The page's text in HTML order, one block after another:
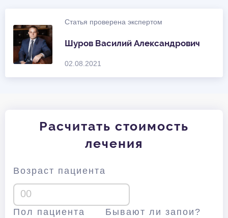
Статья проверена экспертом
Шуров Василий Александрович
02.08.2021
Расчитать стоимость
лечения
Возраст пациента
Пол пациента Бывают ли запои?